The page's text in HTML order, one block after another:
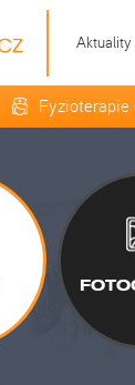
Fyzioterapie